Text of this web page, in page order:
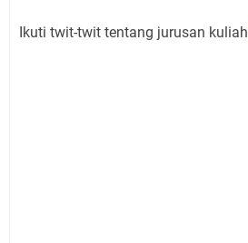
Ikuti twit-twit tentang jurusan kuliah